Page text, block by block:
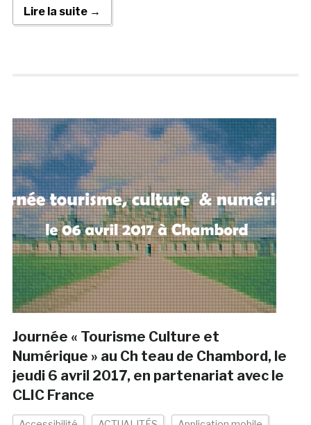
Lire la suite →
Journée « Tourisme Culture et
Numérique » au Ch teau de Chambord, le
jeudi 6 avril 2017, en partenariat avec le
CLIC France